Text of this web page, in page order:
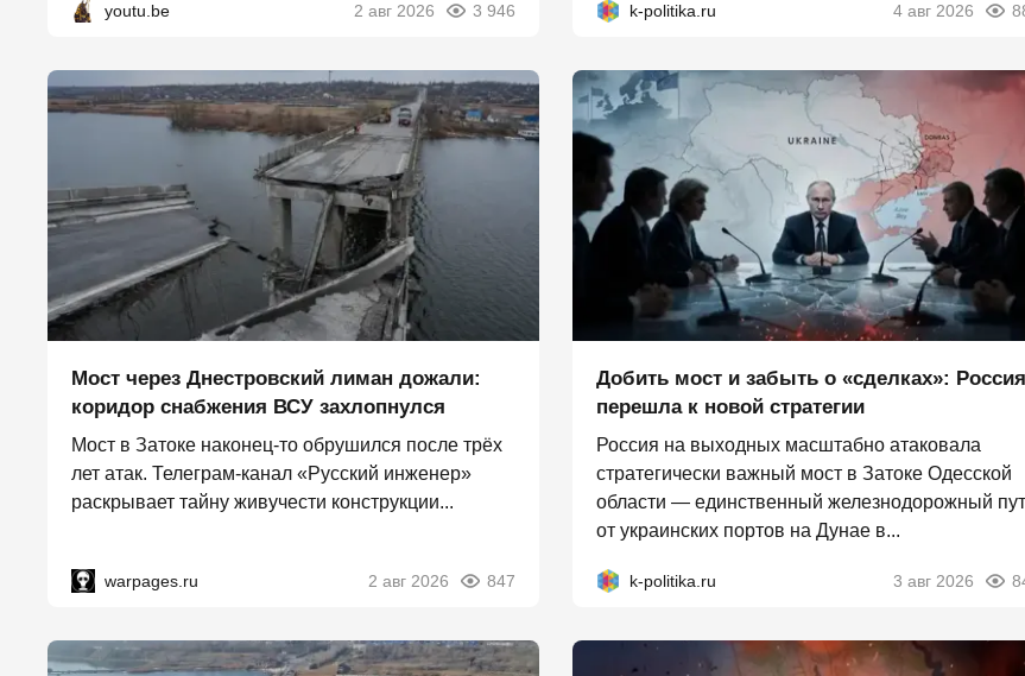
youtu.be 2 авг 2026 3 946 k-politika.ru 4 авг 2026
Мост через Днестровский лиман дожали:
коридор снабжения ВСУ захлопнулся
Мост в Затоке наконец-то обрушился после трёх
лет атак. Телеграм-канал «Русский инженер»
раскрывает тайну живучести конструкции...
warpages.ru 2 авг 2026 847
Добить мост и забыть о «сделках»: Россия
перешла к новой стратегии
Россия на выходных масштабно атаковала
стратегически важный мост в Затоке Одесской
области — единственный железнодорожный
от украинских портов на Дунае в...
k-politika.ru 3 авг 2026